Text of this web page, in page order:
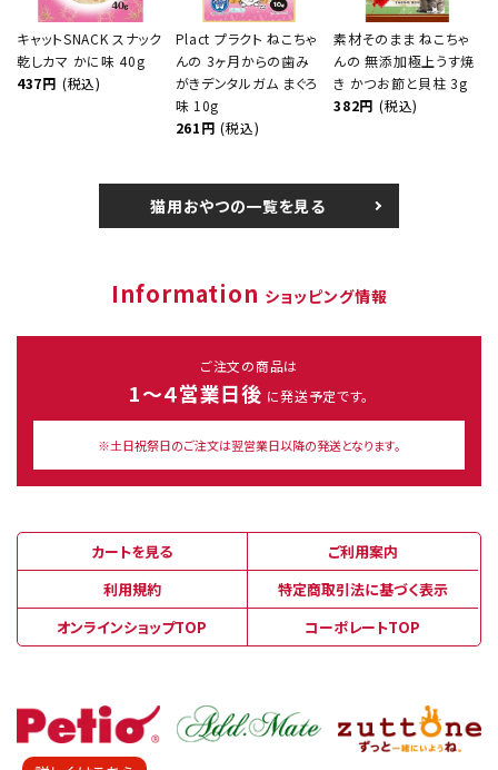
キャットSNACK スナック
乾しカマ かに味 40g
437円 (税込)
Plact プラクト ねこちゃ
んの 3ヶ月からの歯み
がきデンタルガム まぐろ
味 10g
261円 (税込)
素材そのまま ねこちゃ
んの 無添加極上うす焼
き かつお節と貝柱 3g
382円 (税込)
猫用おやつの一覧を見る
Information ショッピング情報
ご注文の商品は
1～４営業日後 に発送予定です。
※土日祝祭日のご注文は翌営業日以降の発送となります。
カートを見る
ご利用案内
利用規約
特定商取引法に基づく表示
オンラインショップTOP
コーポレートTOP